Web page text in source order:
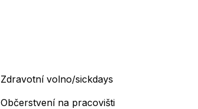
Zdravotní volno/sickdays
Občerstvení na pracovišti